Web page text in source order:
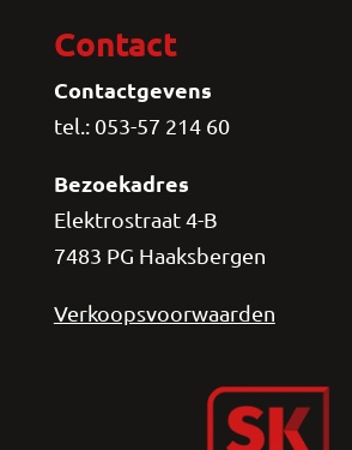
Contact
Contactgevens
tel.: 053-57 214 60
Bezoekadres
Elektrostraat 4-B
7483 PG Haaksbergen
Verkoopsvoorwaarden